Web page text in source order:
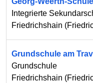
Integrierte
Friedrichshain (
Grundschule am
Grundschule
Friedrichshain (